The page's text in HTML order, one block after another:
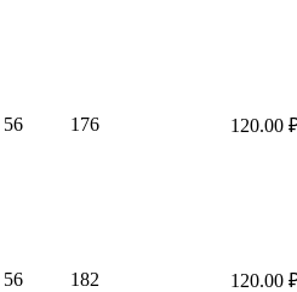
56 176 120.00
56 182 120.00